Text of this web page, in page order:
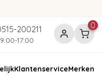
200211
17:00
0
KlantenserviceMerken